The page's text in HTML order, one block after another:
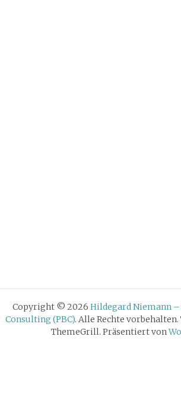
Copyright © 2026 Hildegard Niemann
Consulting (PBC). Alle Rechte vorbehalten.
ThemeGrill. Präsentiert von